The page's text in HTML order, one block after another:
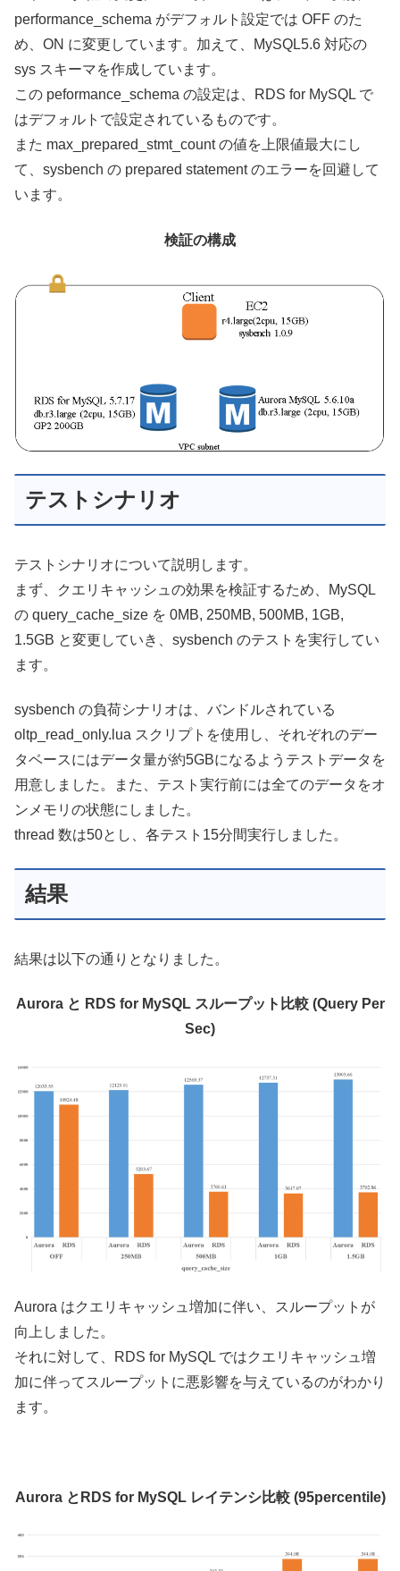
performance_schema がデフォルト設定では OFF のた
め、ON に変更しています。加えて、MySQL5.6 対応の
sys スキーマを作成しています。
この peformance_schema の設定は、RDS for MySQL で
はデフォルトで設定されているものです。
また max_prepared_stmt_count の値を上限値最大にし
て、sysbench の prepared statement のエラーを回避して
います。
検証の構成
テストシナリオ
テストシナリオについて説明します。
まず、クエリキャッシュの効果を検証するため、MySQL
の query_cache_size を 0MB, 250MB, 500MB, 1GB,
1.5GB と変更していき、sysbench のテストを実行してい
ます。
sysbench の負荷シナリオは、バンドルされている
oltp_read_only.lua スクリプトを使用し、それぞれのデー
タベースにはデータ量が約5GBになるようテストデータを
用意しました。また、テスト実行前には全てのデータをオ
ンメモリの状態にしました。
thread 数は50とし、各テスト15分間実行しました。
結果
結果は以下の通りとなりました。
Aurora と RDS for MySQL スループット比較 (Query Per
Sec)
Aurora はクエリキャッシュ増加に伴い、スループットが
向上しました。
それに対して、RDS for MySQL ではクエリキャッシュ増
加に伴ってスループットに悪影響を与えているのがわかり
ます。
Aurora とRDS for MySQL レイテンシ比較 (95percentile)